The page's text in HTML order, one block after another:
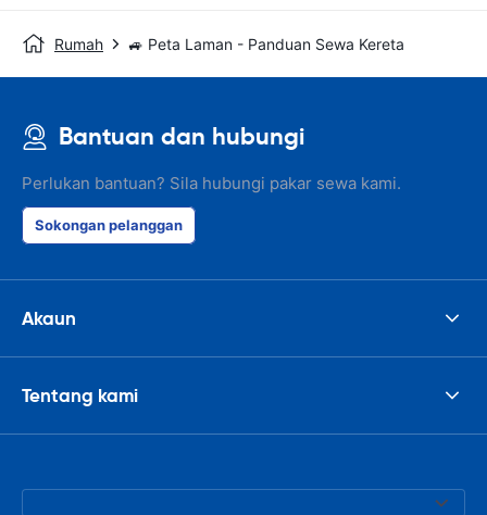
Rumah 🚙 Peta Laman - Panduan Sewa Kereta
Bantuan dan hubungi
Perlukan bantuan? Sila hubungi pakar sewa kami.
Sokongan pelanggan
Akaun
Tentang kami